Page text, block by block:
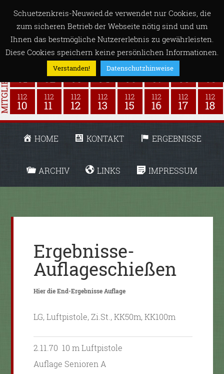
HOME KONTAKT ERGEBNISSE
ARCHIV LINKS IMPRESSUM
Ergebnisse-
Auflageschießen
Hier die End-Ergebnisse Auflage
LG, Luftpistole, Zi.St., KK50m, KK100m
2.11.70 10 m Luftpistole
Auflage Senioren A
Schuetzenkreis-Neuwied.de verwendet nur Cookies, die
zum sicheren Betrieb der Webseite nötig sind und um
Ihnen das bestmögliche Nutzererlebnis zu gewährleisten.
Diese Cookies speichern keine persönlichen Informationen.
Verstanden! Datenschutzhinweise